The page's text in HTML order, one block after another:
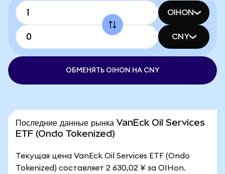
OIHON
CNY
ОБМЕНЯТЬ OIHON НА CNY
Последние данные рынка VanEck Oil Services
ETF (Ondo Tokenized)
Текущая цена VanEck Oil Services ETF (Ondo
Tokenized) составляет 2 630,02 ¥ за OIHon.